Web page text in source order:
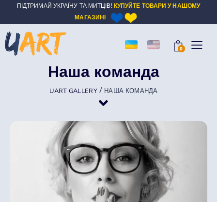
ПІДТРИМАЙ УКРАЇНУ ТА МИТЦІВ!КУПУЙТЕ ТОВАРИ У НАШОМУ
МАГАЗИНІ
0
Наша команда
UART GALLERY/ НАША КОМАНДА